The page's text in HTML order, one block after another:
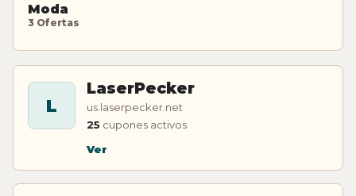
Moda
3 Ofertas
L
LaserPecker
us.laserpecker.net
25 cupones activos
Ver